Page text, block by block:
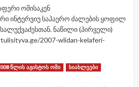
ომისაკენ
ინტერვიუ საჰაერო ძალების ყოფილ
ნაწილი (პირველი)
2007-wlidan-kelaferi-
წლის აგისტოს ომი სიახლეები